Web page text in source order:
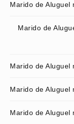
Marido de Aluguel
Marido de
Marido de Aluguel
Marido de Aluguel
Marido de Aluguel